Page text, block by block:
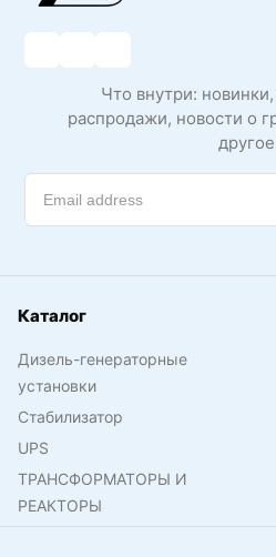
Что внутри:
распродажи, новости о
Каталог
Дизель-генераторные
установки
Стабилизатор
UPS
ТРАНСФОРМАТОРЫ И
РЕАКТОРЫ